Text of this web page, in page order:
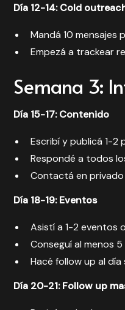
Día 12-14: Cold
Mandá 10 mensajes
Empezá a trackear
Semana 3:
Día 15-17: Contenido
Escribí y publicá 1-2
Respondé a todos
Contactá en
Día 18-19: Eventos
Asistí a 1-2 eventos
Conseguí al menos
Hacé follow up al día
Día 20-21: Follow up